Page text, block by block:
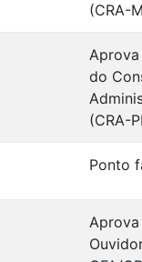
(CRA-
do
(CRA-
Ponto